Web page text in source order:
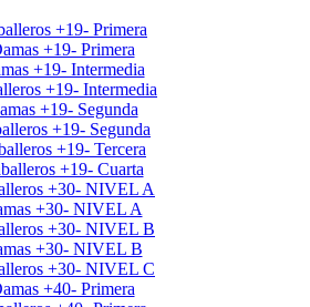
+19- Primera
+19- Primera
+19- Intermedia
+19- Intermedia
+19- Segunda
+19- Segunda
+19- Tercera
+19- Cuarta
+30- NIVEL A
+30- NIVEL A
+30- NIVEL B
+30- NIVEL B
+30- NIVEL C
+40- Primera